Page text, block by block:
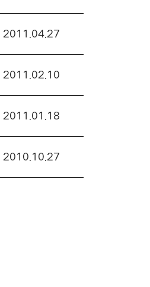
2011.04.27
2011.02.10
2011.01.18
2010.10.27